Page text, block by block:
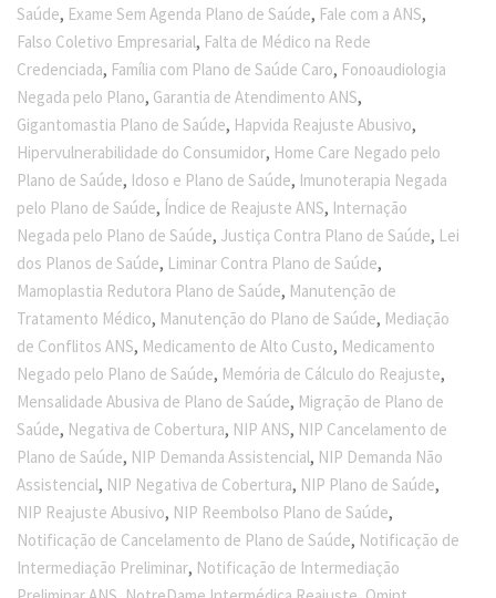
Saúde, Exame Sem Agenda Plano de Saúde, Fale com a ANS,
Falso Coletivo Empresarial, Falta de Médico na Rede
Credenciada, Família com Plano de Saúde Caro, Fonoaudiologia
Negada pelo Plano, Garantia de Atendimento ANS,
Gigantomastia Plano de Saúde, Hapvida Reajuste Abusivo,
Hipervulnerabilidade do Consumidor, Home Care Negado pelo
Plano de Saúde, Idoso e Plano de Saúde, Imunoterapia Negada
pelo Plano de Saúde, Índice de Reajuste ANS, Internação
Negada pelo Plano de Saúde, Justiça Contra Plano de Saúde, Lei
dos Planos de Saúde, Liminar Contra Plano de Saúde,
Mamoplastia Redutora Plano de Saúde, Manutenção de
Tratamento Médico, Manutenção do Plano de Saúde, Mediação
de Conflitos ANS, Medicamento de Alto Custo, Medicamento
Negado pelo Plano de Saúde, Memória de Cálculo do Reajuste,
Mensalidade Abusiva de Plano de Saúde, Migração de Plano de
Saúde, Negativa de Cobertura, NIP ANS, NIP Cancelamento de
Plano de Saúde, NIP Demanda Assistencial, NIP Demanda Não
Assistencial, NIP Negativa de Cobertura, NIP Plano de Saúde,
NIP Reajuste Abusivo, NIP Reembolso Plano de Saúde,
Notificação de Cancelamento de Plano de Saúde, Notificação de
Intermediação Preliminar, Notificação de Intermediação